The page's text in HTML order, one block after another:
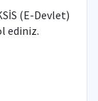
(E-Devlet)
ediniz.